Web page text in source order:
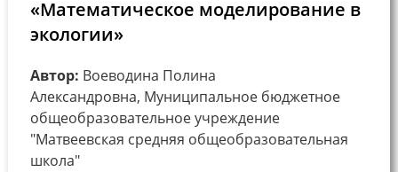
«Математическое моделирование в
экологии»
Автор: Воеводина Полина
Александровна, Муниципальное бюджетное
общеобразовательное учреждение
"Матвеевская средняя общеобразовательная
школа"